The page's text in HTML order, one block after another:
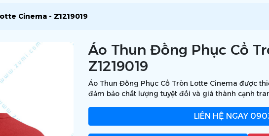
Cinema - Z1219019
Áo Thun Đồng Phục Cổ
Z1219019
Áo Thun Đồng Phục Cổ Tròn Lotte Cinema được
đảm bảo chất lượng tuyệt đối và giá thành cạnh
LIÊN HỆ NGAY